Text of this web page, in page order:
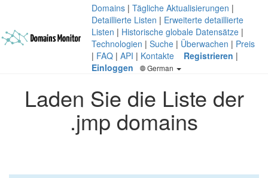
Domains | Tägliche Aktualisierungen |
Detaillierte Listen | Erweiterte detaillierte
Listen | Historische globale Datensätze |
Technologien | Suche | Überwachen | Preis
| FAQ | API | Kontakte Registrieren |
Einloggen
German
Laden Sie die Liste der
.jmp domains